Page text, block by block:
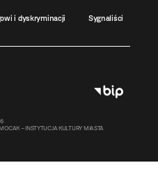
i dyskryminacji Sygnaliści
– INSTYTUCJA KULTURY MIASTA